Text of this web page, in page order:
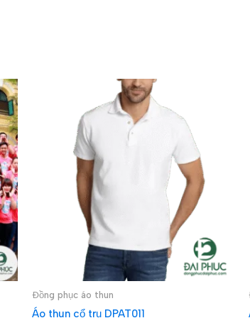
Đồng phục áo thun
Áo thun cổ trụ DPAT011